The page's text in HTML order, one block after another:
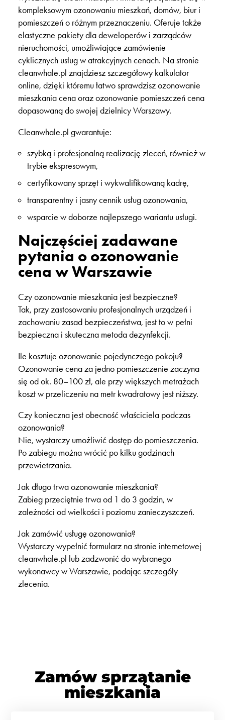
kompleksowym ozonowaniu mieszkań, domów, biur i
pomieszczeń o różnym przeznaczeniu. Oferuje także
elastyczne pakiety dla deweloperów i zarządców
nieruchomości, umożliwiające zamówienie
cyklicznych usług w atrakcyjnych cenach. Na stronie
cleanwhale.pl znajdziesz szczegółowy kalkulator
online, dzięki któremu łatwo sprawdzisz ozonowanie
mieszkania cena oraz ozonowanie pomieszczeń cena
dopasowaną do swojej dzielnicy Warszawy.
Cleanwhale.pl gwarantuje:
szybką i profesjonalną realizację zleceń, również w
trybie ekspresowym,
certyfikowany sprzęt i wykwalifikowaną kadrę,
transparentny i jasny cennik usług ozonowania,
wsparcie w doborze najlepszego wariantu usługi.
Najczęściej zadawane
pytania o ozonowanie
cena w Warszawie
Czy ozonowanie mieszkania jest bezpieczne?
Tak, przy zastosowaniu profesjonalnych urządzeń i
zachowaniu zasad bezpieczeństwa, jest to w pełni
bezpieczna i skuteczna metoda dezynfekcji.
Ile kosztuje ozonowanie pojedynczego pokoju?
Ozonowanie cena za jedno pomieszczenie zaczyna
się od ok. 80–100 zł, ale przy większych metrażach
koszt w przeliczeniu na metr kwadratowy jest niższy.
Czy konieczna jest obecność właściciela podczas
ozonowania?
Nie, wystarczy umożliwić dostęp do pomieszczenia.
Po zabiegu można wrócić po kilku godzinach
przewietrzania.
Jak długo trwa ozonowanie mieszkania?
Zabieg przeciętnie trwa od 1 do 3 godzin, w
zależności od wielkości i poziomu zanieczyszczeń.
Jak zamówić usługę ozonowania?
Wystarczy wypełnić formularz na stronie internetowej
cleanwhale.pl lub zadzwonić do wybranego
wykonawcy w Warszawie, podając szczegóły
zlecenia.
Zamów sprzątanie
mieszkania